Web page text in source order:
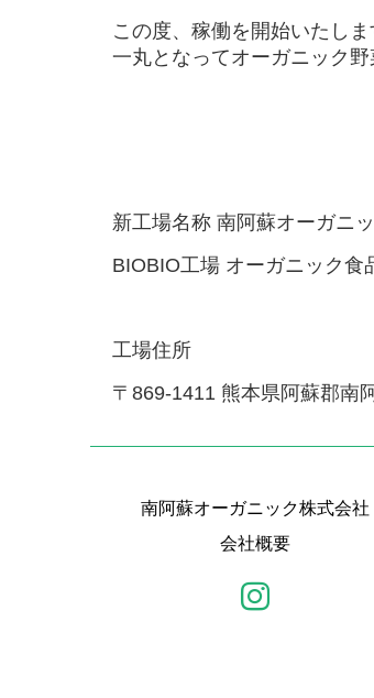
この度、稼働を開始いたし
一丸となってオーガニック
新工場名称 南阿蘇オーガニ
BIOBIO工場 オーガニック食
工場住所
〒 869-1411 熊本県阿蘇郡南
南阿蘇オーガニック株式会社
会社概要